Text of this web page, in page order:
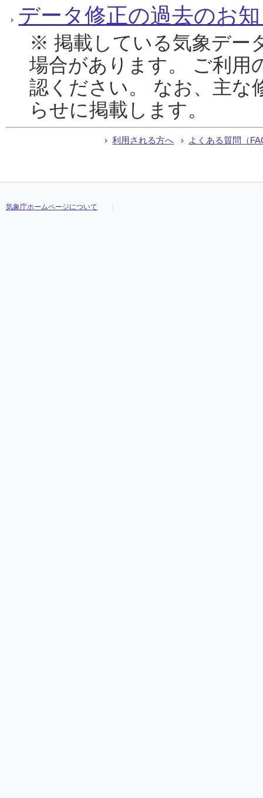
データ修正の過去のお
※ 掲載している気象デー
場合があります。 ご利用
認ください。 なお、主な
らせに掲載します。
利用される方へ よくある質問（
気象庁ホームページについて